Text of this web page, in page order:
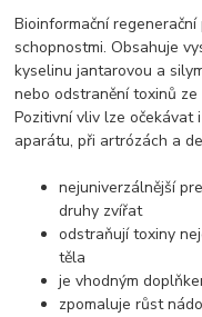
Bioinformační
schopnostmi. Obsahuje
kyselinu jantarovou a
nebo odstranění toxinů
Pozitivní vliv lze očekávat
aparátu, při artrózách a
nejuniverzálnější
druhy zvířat
odstraňují toxiny
těla
je vhodným
zpomaluje růst